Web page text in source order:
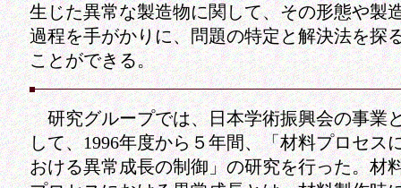
生じた異常な製造物に関して、その形態や製
過程を手がかりに、問題の特定と解決法を探
ことができる。
研究グループでは、日本学術振興会の事業
して、1996年度から５年間、「材料プロセス
おける異常成長の制御」の研究を行った。材